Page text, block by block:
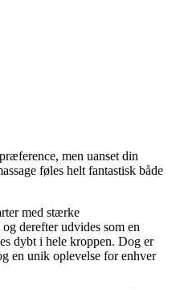
men uanset din
føles helt fantastisk både
med stærke
derefter udvides som en
dybt i hele kroppen. Dog er
en unik oplevelse for enhver